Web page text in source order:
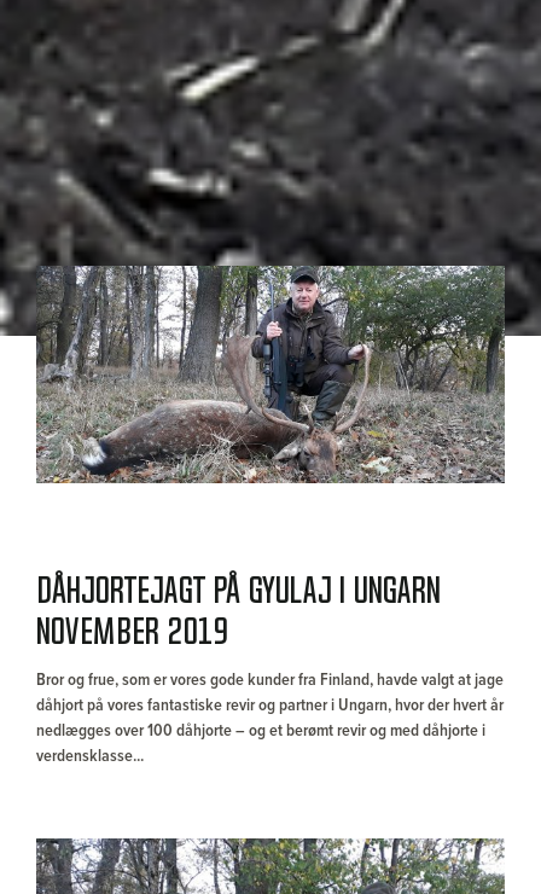
Dåhjortejagt på Gyulaj i Ungarn
november 2019
Bror og frue, som er vores gode kunder fra Finland, havde valgt at jage
dåhjort på vores fantastiske revir og partner i Ungarn, hvor der hvert år
nedlægges over 100 dåhjorte – og et berømt revir og med dåhjorte i
verdensklasse...